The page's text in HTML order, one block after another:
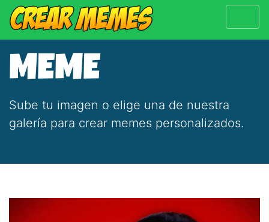
MEME
Sube tu imagen o elige una de nuestra
galería para crear memes personalizados.